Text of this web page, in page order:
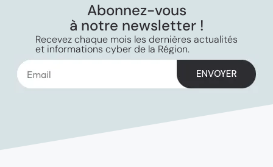
Abonnez-vous
à notre newsletter !
Recevez chaque mois les dernières actualités
et informations cyber de la Région.